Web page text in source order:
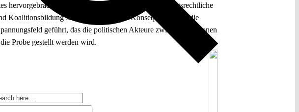
hervorgebracht. Dieser Artikel versucht, das verfassungsrechtliche
Koalitionsbildung sowie zuletzt zu den Konsequenzen für die
geführt, das die politischen Akteure zwingt, Koalitionen
Probe gestellt werden wird.